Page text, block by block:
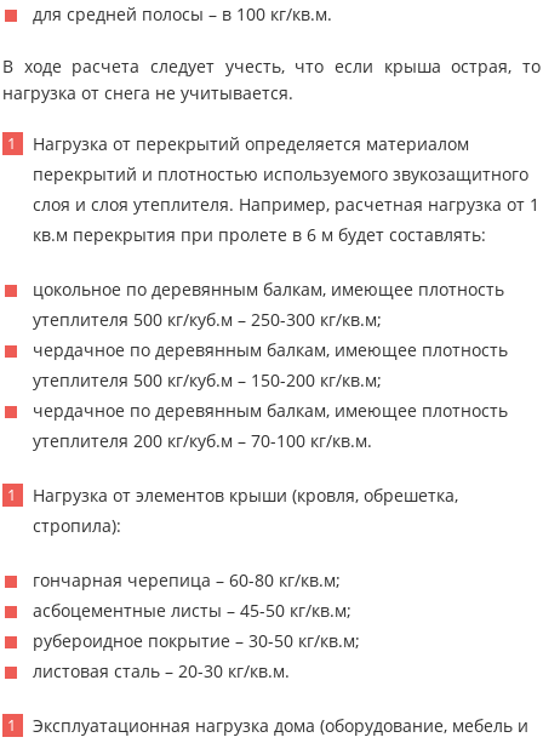
для средней полосы – в 100 кг/кв.м.
В ходе расчета следует учесть, что если крыша острая, то
нагрузка от снега не учитывается.
Нагрузка от перекрытий определяется материалом
перекрытий и плотностью используемого звукозащитного
слоя и слоя утеплителя. Например, расчетная нагрузка от 1
кв.м перекрытия при пролете в 6 м будет составлять:
цокольное по деревянным балкам, имеющее плотность
утеплителя 500 кг/куб.м – 250-300 кг/кв.м;
чердачное по деревянным балкам, имеющее плотность
утеплителя 500 кг/куб.м – 150-200 кг/кв.м;
чердачное по деревянным балкам, имеющее плотность
утеплителя 200 кг/куб.м – 70-100 кг/кв.м.
Нагрузка от элементов крыши (кровля, обрешетка,
стропила):
гончарная черепица – 60-80 кг/кв.м;
асбоцементные листы – 45-50 кг/кв.м;
рубероидное покрытие – 30-50 кг/кв.м;
листовая сталь – 20-30 кг/кв.м.
Эксплуатационная нагрузка дома (оборудование, мебель и